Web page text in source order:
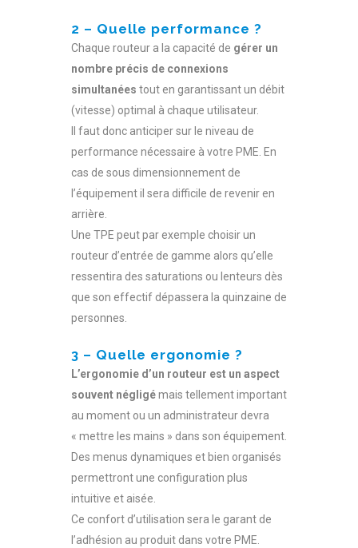
2 – Quelle performance ?
Chaque routeur a la capacité de gérer un
nombre précis de connexions
simultanées tout en garantissant un débit
(vitesse) optimal à chaque utilisateur.
Il faut donc anticiper sur le niveau de
performance nécessaire à votre PME. En
cas de sous dimensionnement de
l’équipement il sera difficile de revenir en
arrière.
Une TPE peut par exemple choisir un
routeur d’entrée de gamme alors qu’elle
ressentira des saturations ou lenteurs dès
que son effectif dépassera la quinzaine de
personnes.
3 – Quelle ergonomie ?
L’ergonomie d’un routeur est un aspect
souvent négligémais tellement important
au moment ou un administrateur devra
« mettre les mains » dans son équipement.
Des menus dynamiques et bien organisés
permettront une configuration plus
intuitive et aisée.
Ce confort d’utilisation sera le garant de
l’adhésion au produit dans votre PME.